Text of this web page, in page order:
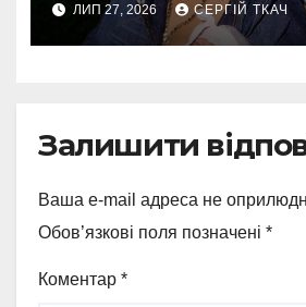
ЛИП 27, 2026 СЕРГІЙ ТКАЧ
Залишити
Ваша e-mail адреса не
Обов’язкові поля позначені *
Коментар *